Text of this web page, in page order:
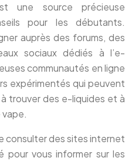
une source précieuse
pour les débutants.
auprès des forums, des
sociaux dédiés à l’e-
communautés en ligne
expérimentés qui peuvent
trouver des e-liquides et à
consulter des sites internet
pour vous informer sur les